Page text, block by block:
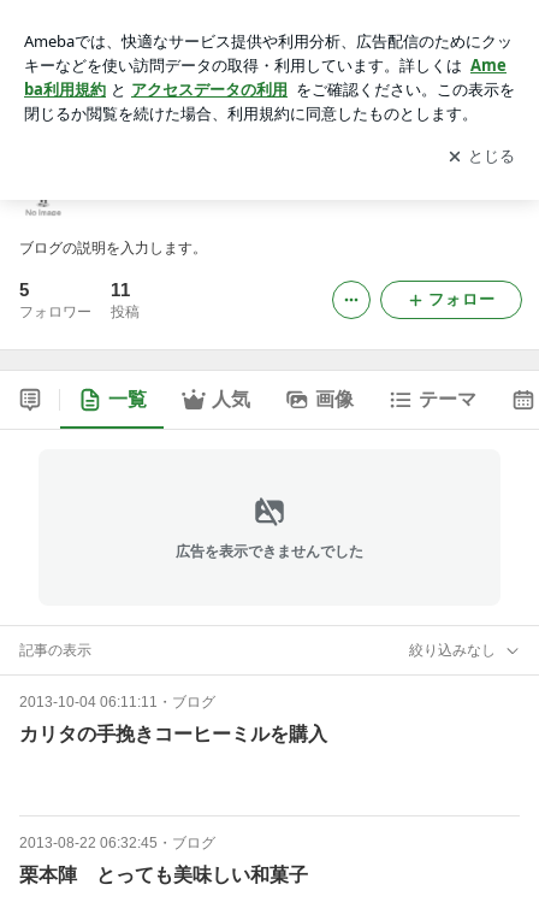
アプリをダウンロードして ブログの更新通知
を受け取りまし
ょう。
開く
ブログの説明を入力します。
5
フォロワー
11
投稿
フォロー
一覧 人気 画像 テーマ
広告を表示できませんでした
記事の表示 絞り込みなし
2013-10-04 06:11:11 ・ ブログ
カリタの手挽きコーヒーミルを購入
2013-08-22 06:32:45 ・ ブログ
栗本陣 とっても美味しい和菓子